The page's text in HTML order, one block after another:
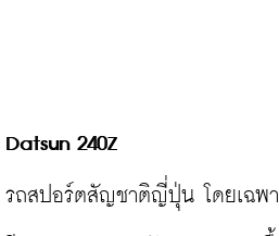
Datsun 240Z
รถสปอร์ตสัญชาติญี่ปุ่น โดยเฉพา